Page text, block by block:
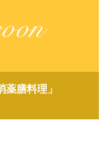
膳料理」